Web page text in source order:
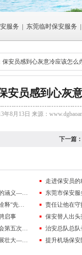
服务 | 东莞临时保安服务 |
保安员感到心灰意冷应该怎么
安员感到心灰
年8月13日 来源：
下一篇：
走进保安员
用英勇无畏的职业形象诠释了新时期保安的涵义——记东莞市保安服务公司保安员黄麒麟
对保安工作倾注辛勤和汗水，用实际行动诠释“先锋”的含义
启事
保安替人出
广东省召开第五次保安工作会议暨保安协会第五次会员代表大会
倾其真情，热心服务，才会把保安事业发展壮大——东莞保安公司队伍管理纪实